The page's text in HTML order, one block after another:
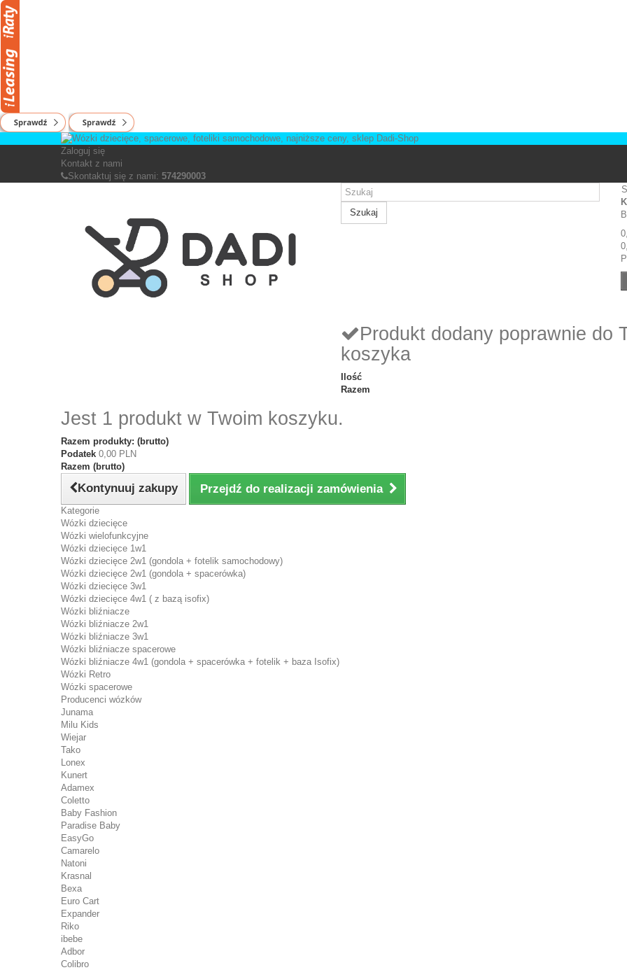
Zaloguj się
Kontakt z nami
Skontaktuj się z nami: 574290003
Szukaj
Produkt dodany poprawnie do
koszyka
Ilość
Razem
Jest 1 produkt w Twoim koszyku.
Razem produkty: (brutto)
Podatek 0,00 PLN
Razem (brutto)
Kontynuuj zakupy Przejdź do realizacji zamówienia
Kategorie
Wózki dziecięce
Wózki wielofunkcyjne
Wózki dziecięce 1w1
Wózki dziecięce 2w1 (gondola + fotelik samochodowy)
Wózki dziecięce 2w1 (gondola + spacerówka)
Wózki dziecięce 3w1
Wózki dziecięce 4w1 ( z bazą isofix)
Wózki bliźniacze
Wózki bliźniacze 2w1
Wózki bliźniacze 3w1
Wózki bliźniacze spacerowe
Wózki bliźniacze 4w1 (gondola + spacerówka + fotelik + baza Isofix)
Wózki Retro
Wózki spacerowe
Producenci wózków
Junama
Milu Kids
Wiejar
Tako
Lonex
Kunert
Adamex
Coletto
Baby Fashion
Paradise Baby
EasyGo
Camarelo
Natoni
Krasnal
Bexa
Euro Cart
Expander
Riko
ibebe
Adbor
Colibro